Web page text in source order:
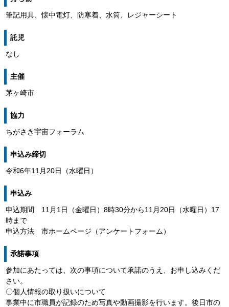
筆記用具、懐中電灯、防寒着、水筒、レジャーシート
託児
なし
主催
茅ヶ崎市
協力
ちがさき宇宙フォーラム
申込み締切
令和6年11月20日（水曜日）
申込み
申込期間 11月1日（金曜日）8時30分から11月20日（水曜日）17
時まで
申込方法 市ホームページ（アンケートフォーム）
承諾事項
参加にあたっては、次の事項について承諾のうえ、お申し込みくだ
さい。
〇個人情報の取り扱いについて
事業中に市職員が記録のため写真や動画撮影を行います。後日市の